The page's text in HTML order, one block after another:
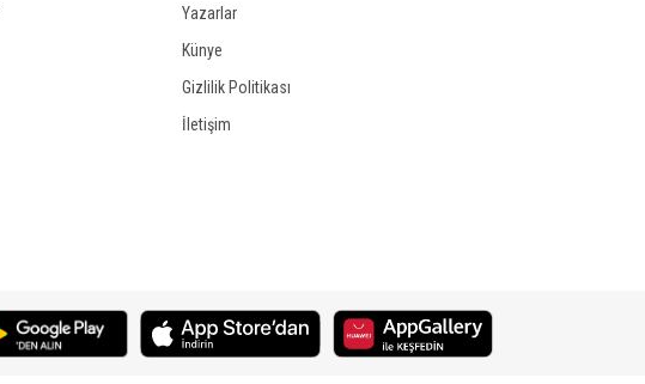
Yazarlar
Künye
Gizlilik Politikası
İletişim